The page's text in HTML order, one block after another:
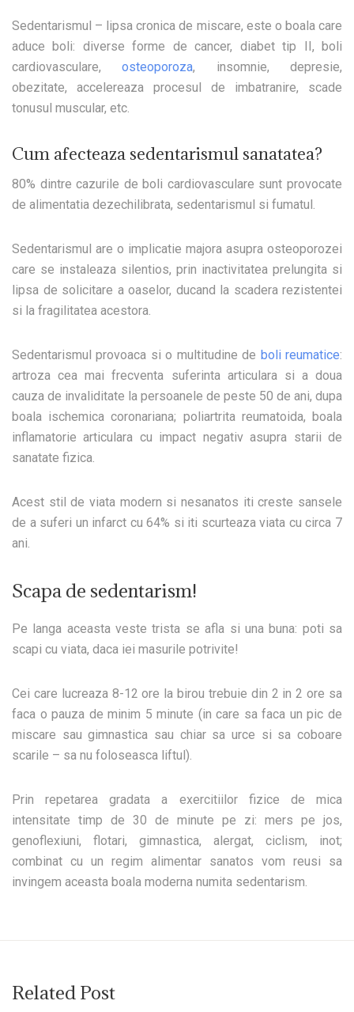
Sedentarismul – lipsa cronica de miscare, este o boala care
aduce boli: diverse forme de cancer, diabet tip II, boli
cardiovasculare,osteoporoza, insomnie, depresie,
obezitate, accelereaza procesul de imbatranire, scade
tonusul muscular, etc.
Cum afecteaza sedentarismul sanatatea?
80% dintre cazurile de boli cardiovasculare sunt provocate
de alimentatia dezechilibrata, sedentarismul si fumatul.
Sedentarismul are o implicatie majora asupra osteoporozei
care se instaleaza silentios, prin inactivitatea prelungita si
lipsa de solicitare a oaselor, ducand la scadera rezistentei
si la fragilitatea acestora.
Sedentarismul provoaca si o multitudine de boli reumatice:
artrozacea mai frecventa suferinta articulara si a doua
cauza de invaliditate la persoanele de peste 50 de ani, dupa
boala ischemica coronariana; poliartrita reumatoida,boala
inflamatorie articulara cu impact negativ asupra starii de
sanatate fizica.
Acest stil de viata modern si nesanatos iti creste sansele
de a suferi un infarct cu 64% si iti scurteaza viata cu circa 7
ani.
Scapa de sedentarism!
Pe langa aceasta veste trista se afla si una buna: poti sa
scapi cu viata, daca iei masurile potrivite!
Cei care lucreaza 8-12 ore la birou trebuie din 2 in 2 ore sa
faca o pauza de minim 5 minute (in care sa faca un pic de
miscare sau gimnastica sau chiar sa urce si sa coboare
scarile – sa nu foloseasca liftul).
Prin repetarea gradata a exercitiilor fizice de mica
intensitate timp de 30 de minute pe zi: mers pe jos,
genoflexiuni, flotari, gimnastica, alergat, ciclism, inot;
combinat cu un regim alimentar sanatos vom reusi sa
invingem aceasta boala moderna numita sedentarism
Related Post